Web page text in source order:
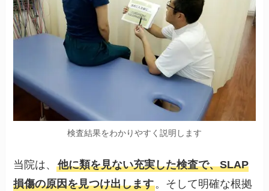
検査結果をわかりやすく説明します
当院は、他に類を見ない充実した検査で、SLAP
損傷の原因を見つけ出します。そして明確な根拠